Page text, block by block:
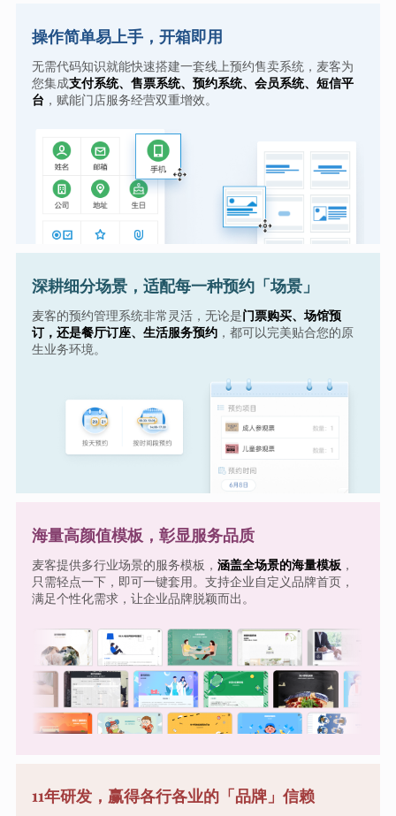
操作简单易上手，开箱即用
无需代码知识就能快速搭建一套线上预约售卖系统，麦客为
您集成支付系统、售票系统、预约系统、会员系统、短信平
台 ，赋能门店服务经营双重增效。
深耕细分场景，适配每一种预约「场景」
麦客的预约管理系统非常灵活，无论是门票购买、场馆预
订，还是餐厅订座、生活服务预约，都可以完美贴合您的原
生业务环境。
海量高颜值模板，彰显服务品质
麦客提供多行业场景的服务模板， 涵盖全场景的海量模板 ，
只需轻点一下，即可一键套用。支持企业自定义品牌首页，
满足个性化需求，让企业品牌脱颖而出。
11年研发，赢得各行各业的「品牌」信赖